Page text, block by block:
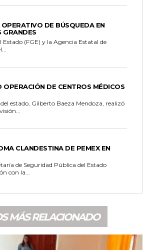
DE BÚSQUEDA EN
GRANDES
Estado (FGE) y la Agencia Estatal de
OPERACIÓN DE CENTROS MÉDICOS
estado, Gilberto Baeza Mendoza, realizó
CLANDESTINA DE PEMEX EN
de Seguridad Pública del Estado
con la...
MÁS RELACIONADO